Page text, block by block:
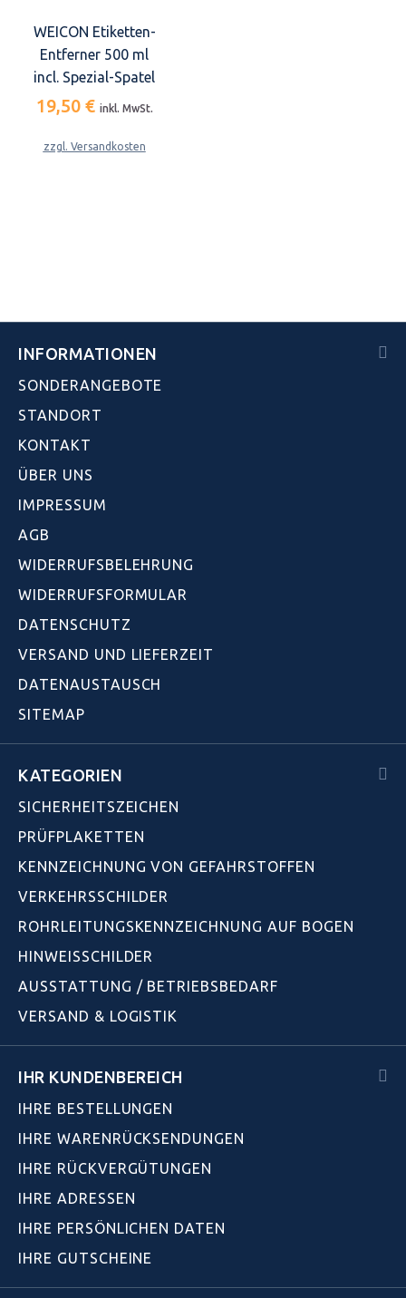
WEICON Etiketten-
Entferner 500 ml
incl. Spezial-Spatel
19,50 € inkl. MwSt.
zzgl. Versandkosten
INFORMATIONEN
SONDERANGEBOTE
STANDORT
KONTAKT
ÜBER UNS
IMPRESSUM
AGB
WIDERRUFSBELEHRUNG
WIDERRUFSFORMULAR
DATENSCHUTZ
VERSAND UND LIEFERZEIT
DATENAUSTAUSCH
SITEMAP
KATEGORIEN
SICHERHEITSZEICHEN
PRÜFPLAKETTEN
KENNZEICHNUNG VON GEFAHRSTOFFEN
VERKEHRSSCHILDER
ROHRLEITUNGSKENNZEICHNUNG AUF BOGEN
HINWEISSCHILDER
AUSSTATTUNG / BETRIEBSBEDARF
VERSAND & LOGISTIK
IHR KUNDENBEREICH
IHRE BESTELLUNGEN
IHRE WARENRÜCKSENDUNGEN
IHRE RÜCKVERGÜTUNGEN
IHRE ADRESSEN
IHRE PERSÖNLICHEN DATEN
IHRE GUTSCHEINE